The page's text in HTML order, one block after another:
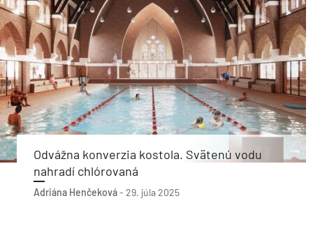
Odvážna konverzia kostola. Svätenú vodu
nahradí chlórovaná
Adriána Henčeková- 29. júla 2025